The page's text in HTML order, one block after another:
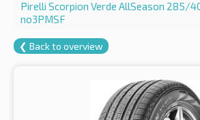
Pirelli Scorpion Verde AllSeason 285/
no3PMSF
❮ Back to overview